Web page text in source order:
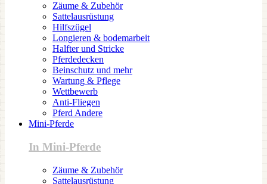
Zäume & Zubehör
Sattelausrüstung
Hilfszügel
Longieren & bodemarbeit
Halfter und Stricke
Pferdedecken
Beinschutz und mehr
Wartung & Pflege
Wettbewerb
Anti-Fliegen
Pferd Andere
Mini-Pferde
In Mini-Pferde
Zäume & Zubehör
Sattelausrüstung